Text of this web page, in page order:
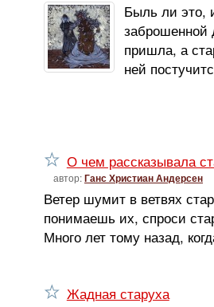
Быль ли это,
заброшенной
пришла, а
ней
О чем рассказывала
автор:Ганс Христиан Андерсен
Ветер шумит в ветвях
понимаешь их, спроси
Много лет тому назад,
Жадная старуха